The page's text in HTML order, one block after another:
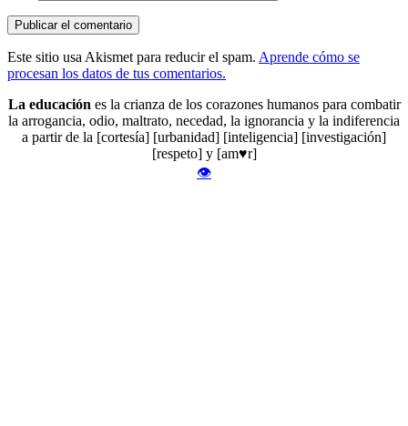
Este sitio usa Akismet para reducir el spam. Aprende cómo se
procesan los datos de tus comentarios.
La educaciónes la crianza de los corazones humanos para combatir
la arrogancia, odio, maltrato, necedad, la ignorancia y la indiferencia
a partir de la [cortesía] [urbanidad] [inteligencia] [investigación]
[respeto] y [am♥r]
👁